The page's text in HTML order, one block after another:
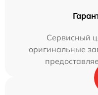
Сервисный
оригинальные